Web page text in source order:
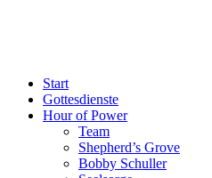
Start
Gottesdienste
Hour of Power
Team
Shepherd’s Grove
Bobby Schuller